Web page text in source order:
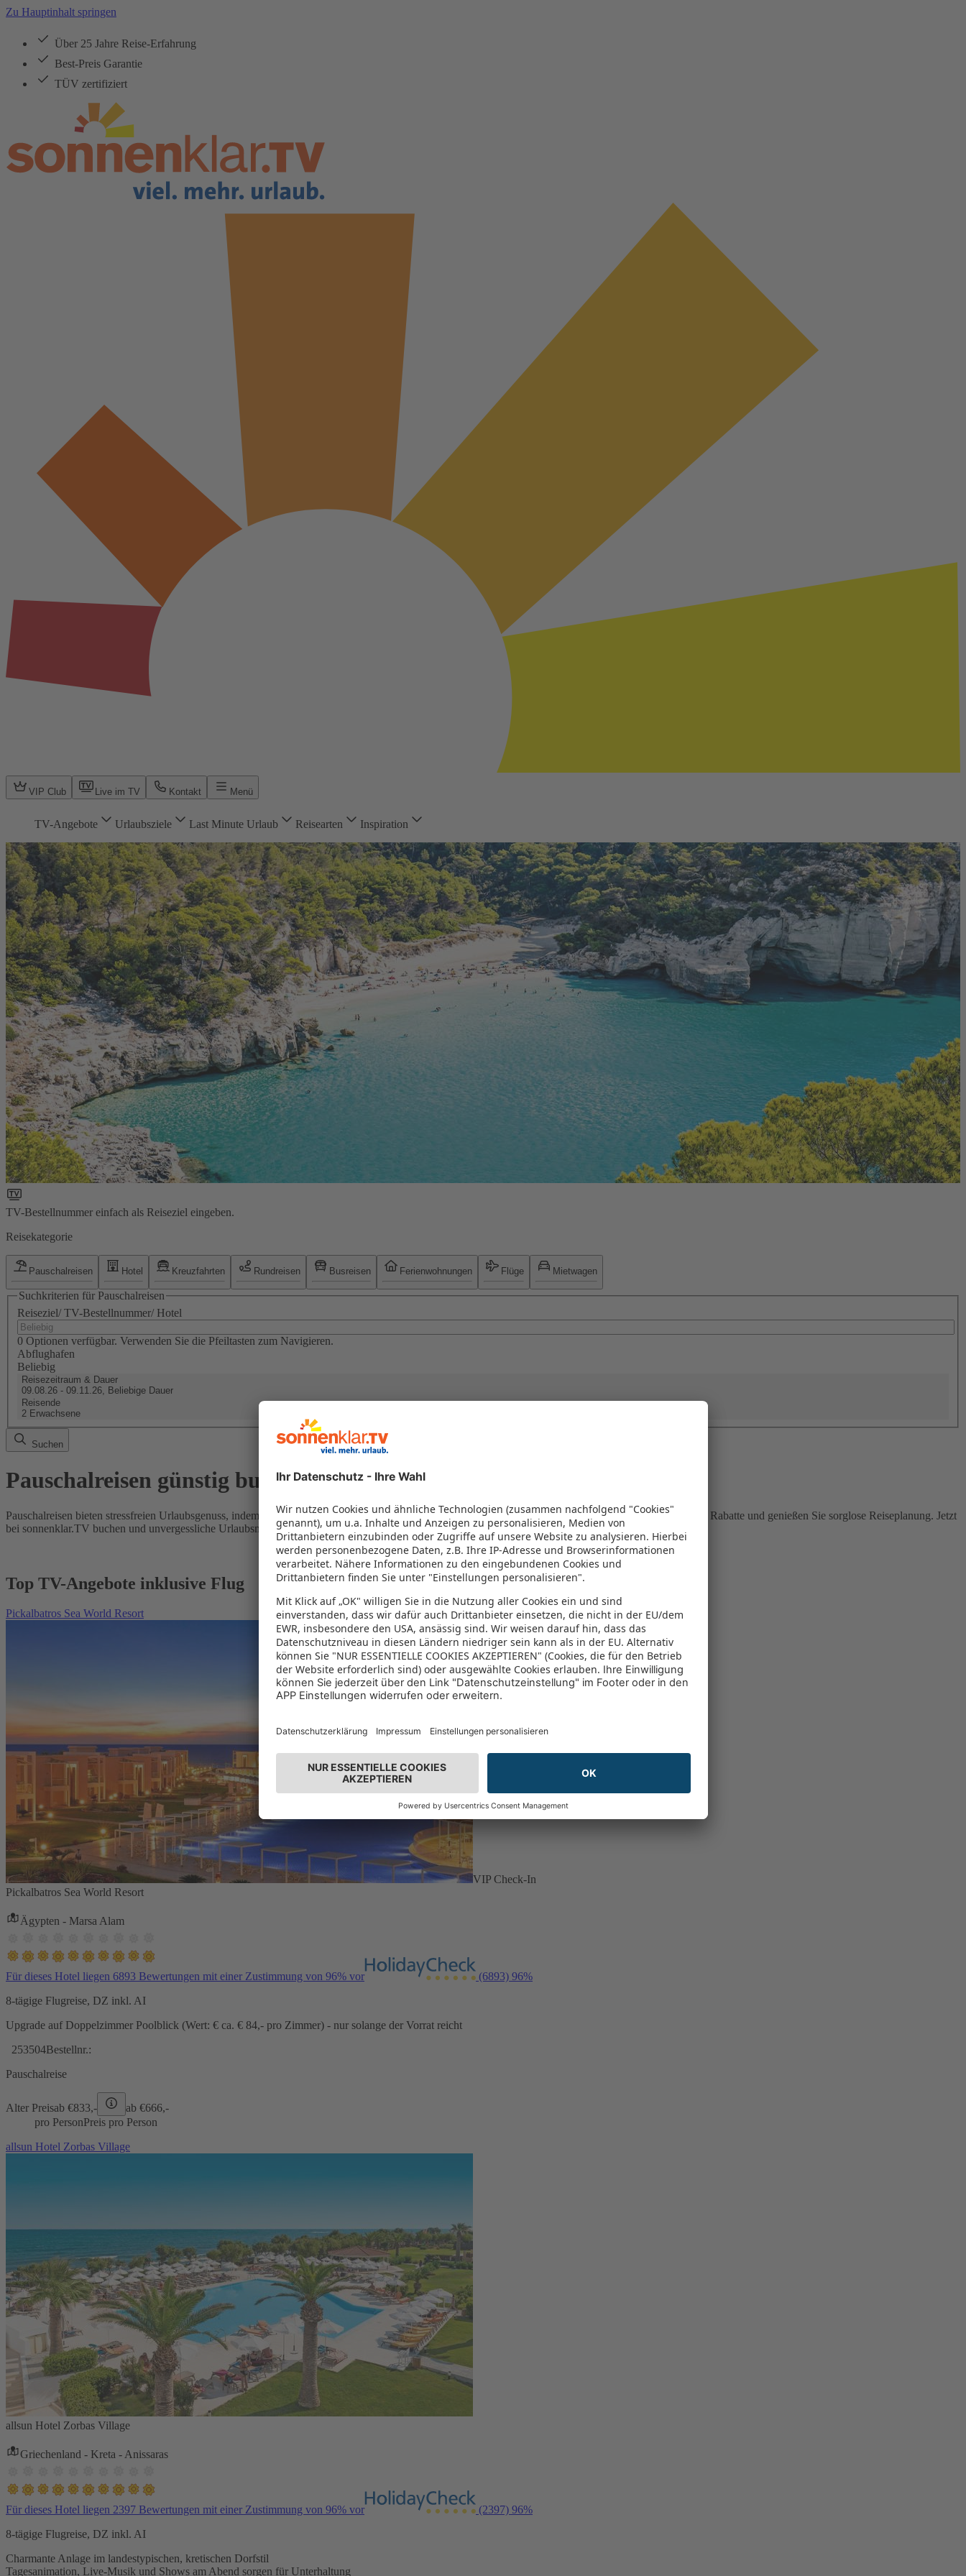
Zu Hauptinhalt springen
Über 25 Jahre Reise-Erfahrung
Best-Preis Garantie
TÜV zertifiziert
VIP Club Live im TV Kontakt Menü
TV-Angebote Urlaubsziele Last Minute Urlaub Reisearten Inspiration
TV-Bestellnummer einfach als Reiseziel eingeben.
Reisekategorie
Pauschalreisen Hotel Kreuzfahrten Rundreisen Busreisen Ferienwohnungen Flüge Mietwagen
Suchkriterien für Pauschalreisen
Reiseziel/ TV-Bestellnummer/ Hotel
0 Optionen verfügbar. Verwenden Sie die Pfeiltasten zum Navigieren.
Abflughafen
Beliebig
Reisezeitraum & Dauer
09.08.26 - 09.11.26, Beliebige Dauer
Reisende
2 Erwachsene
Suchen
Pauschalreisen günstig buchen
Pauschalreisen bieten stressfreien Urlaubsgenuss, indem Flug und Hotel in einem Paket kombiniert werden – das spart Zeit und Geld. Nutzen Sie attraktive Rabatte und genießen Sie sorglose Reiseplanung. Jetzt
bei sonnenklar.TV buchen und unvergessliche Urlaubsmomente erleben!
Top TV-Angebote inklusive Flug
Pickalbatros Sea World Resort
VIP Check-In
Pickalbatros Sea World Resort
Ägypten - Marsa Alam
Für dieses Hotel liegen 6893 Bewertungen mit einer Zustimmung von 96% vor (6893) 96%
8-tägige Flugreise, DZ inkl. AI
Upgrade auf Doppelzimmer Poolblick (Wert: € ca. € 84,- pro Zimmer) - nur solange der Vorrat reicht
253504Bestellnr.:
Pauschalreise
Alter Preisab €833,- ab €666,-
pro PersonPreis pro Person
allsun Hotel Zorbas Village
allsun Hotel Zorbas Village
Griechenland - Kreta - Anissaras
Für dieses Hotel liegen 2397 Bewertungen mit einer Zustimmung von 96% vor (2397) 96%
8-tägige Flugreise, DZ inkl. AI
Charmante Anlage im landestypischen, kretischen Dorfstil
Tagesanimation, Live-Musik und Shows am Abend sorgen für Unterhaltung